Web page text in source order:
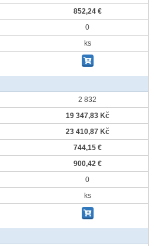
852,24 €
0
ks
2 832
19 347,83 Kč
23 410,87 Kč
744,15 €
900,42 €
0
ks